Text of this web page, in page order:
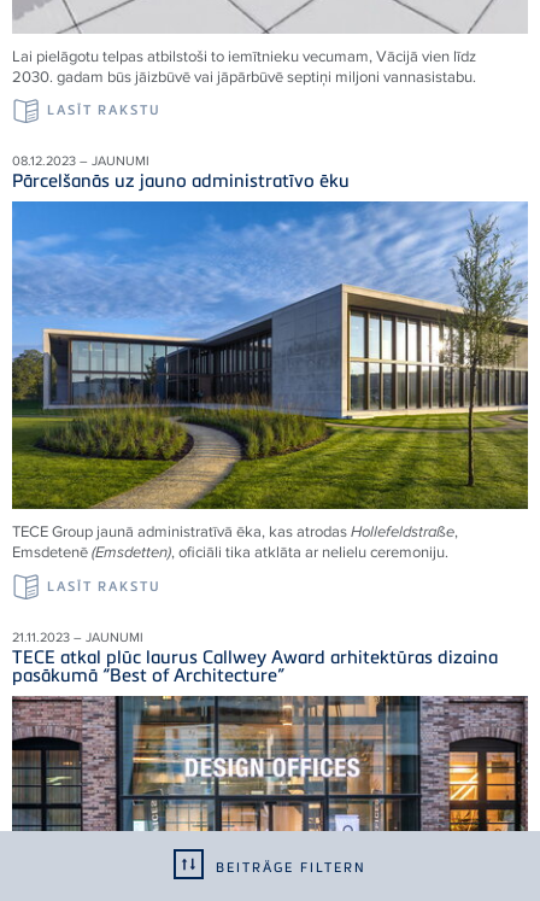
BEITRÄGE FILTERN
Lai pielāgotu telpas atbilstoši to iemītnieku vecumam, Vācijā vien līdz
2030. gadam būs jāizbūvē vai jāpārbūvē septiņi miljoni vannasistabu.
LASĪT RAKSTU
08.12.2023 – JAUNUMI
Pārcelšanās uz jauno administratīvo ēku
TECE Group jaunā administratīvā ēka, kas atrodasHollefeldstraße,
Emsdetenē(Emsdetten), oficiāli tika atklāta ar nelielu ceremoniju.
LASĪT RAKSTU
21.11.2023 – JAUNUMI
TECE atkal plūc laurus Callwey Award arhitektūras dizaina
pasākumā “Best of Architecture”